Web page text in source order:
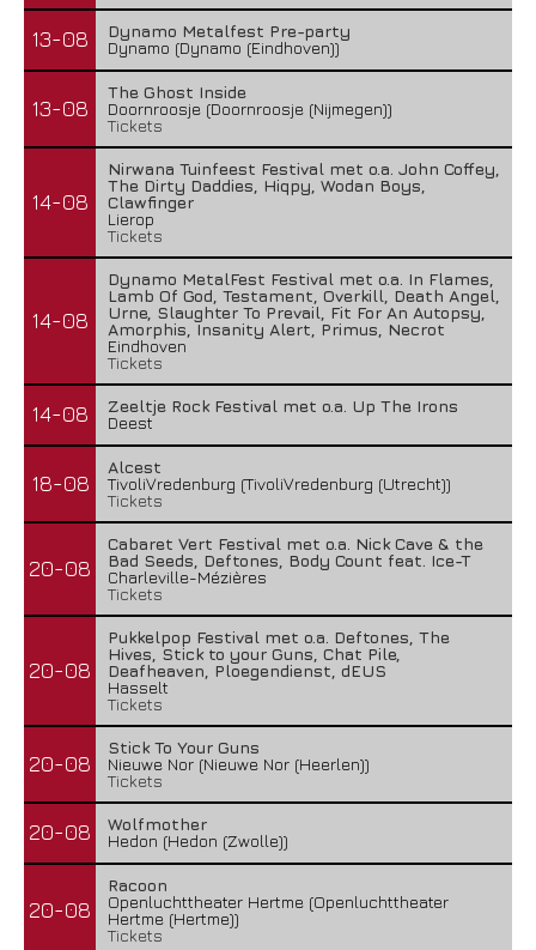
13-08
Dynamo Metalfest Pre-party
Dynamo (Dynamo (Eindhoven))
13-08
The Ghost Inside
Doornroosje (Doornroosje (Nijmegen))
Tickets
14-08
Nirwana Tuinfeest Festival met o.a. John Coffey,
The Dirty Daddies, Hiqpy, Wodan Boys,
Clawfinger
Lierop
Tickets
14-08
Dynamo MetalFest Festival met o.a. In Flames,
Lamb Of God, Testament, Overkill, Death Angel,
Urne, Slaughter To Prevail, Fit For An Autopsy,
Amorphis, Insanity Alert, Primus, Necrot
Eindhoven
Tickets
14-08
Zeeltje Rock Festival met o.a. Up The Irons
Deest
18-08
Alcest
TivoliVredenburg (TivoliVredenburg (Utrecht))
Tickets
20-08
Cabaret Vert Festival met o.a. Nick Cave & the
Bad Seeds, Deftones, Body Count feat. Ice-T
Charleville-Mézières
Tickets
20-08
Pukkelpop Festival met o.a. Deftones, The
Hives, Stick to your Guns, Chat Pile,
Deafheaven, Ploegendienst, dEUS
Hasselt
Tickets
20-08
Stick To Your Guns
Nieuwe Nor (Nieuwe Nor (Heerlen))
Tickets
20-08
Wolfmother
Hedon (Hedon (Zwolle))
20-08
Racoon
Openluchttheater Hertme (Openluchttheater
Hertme (Hertme))
Tickets